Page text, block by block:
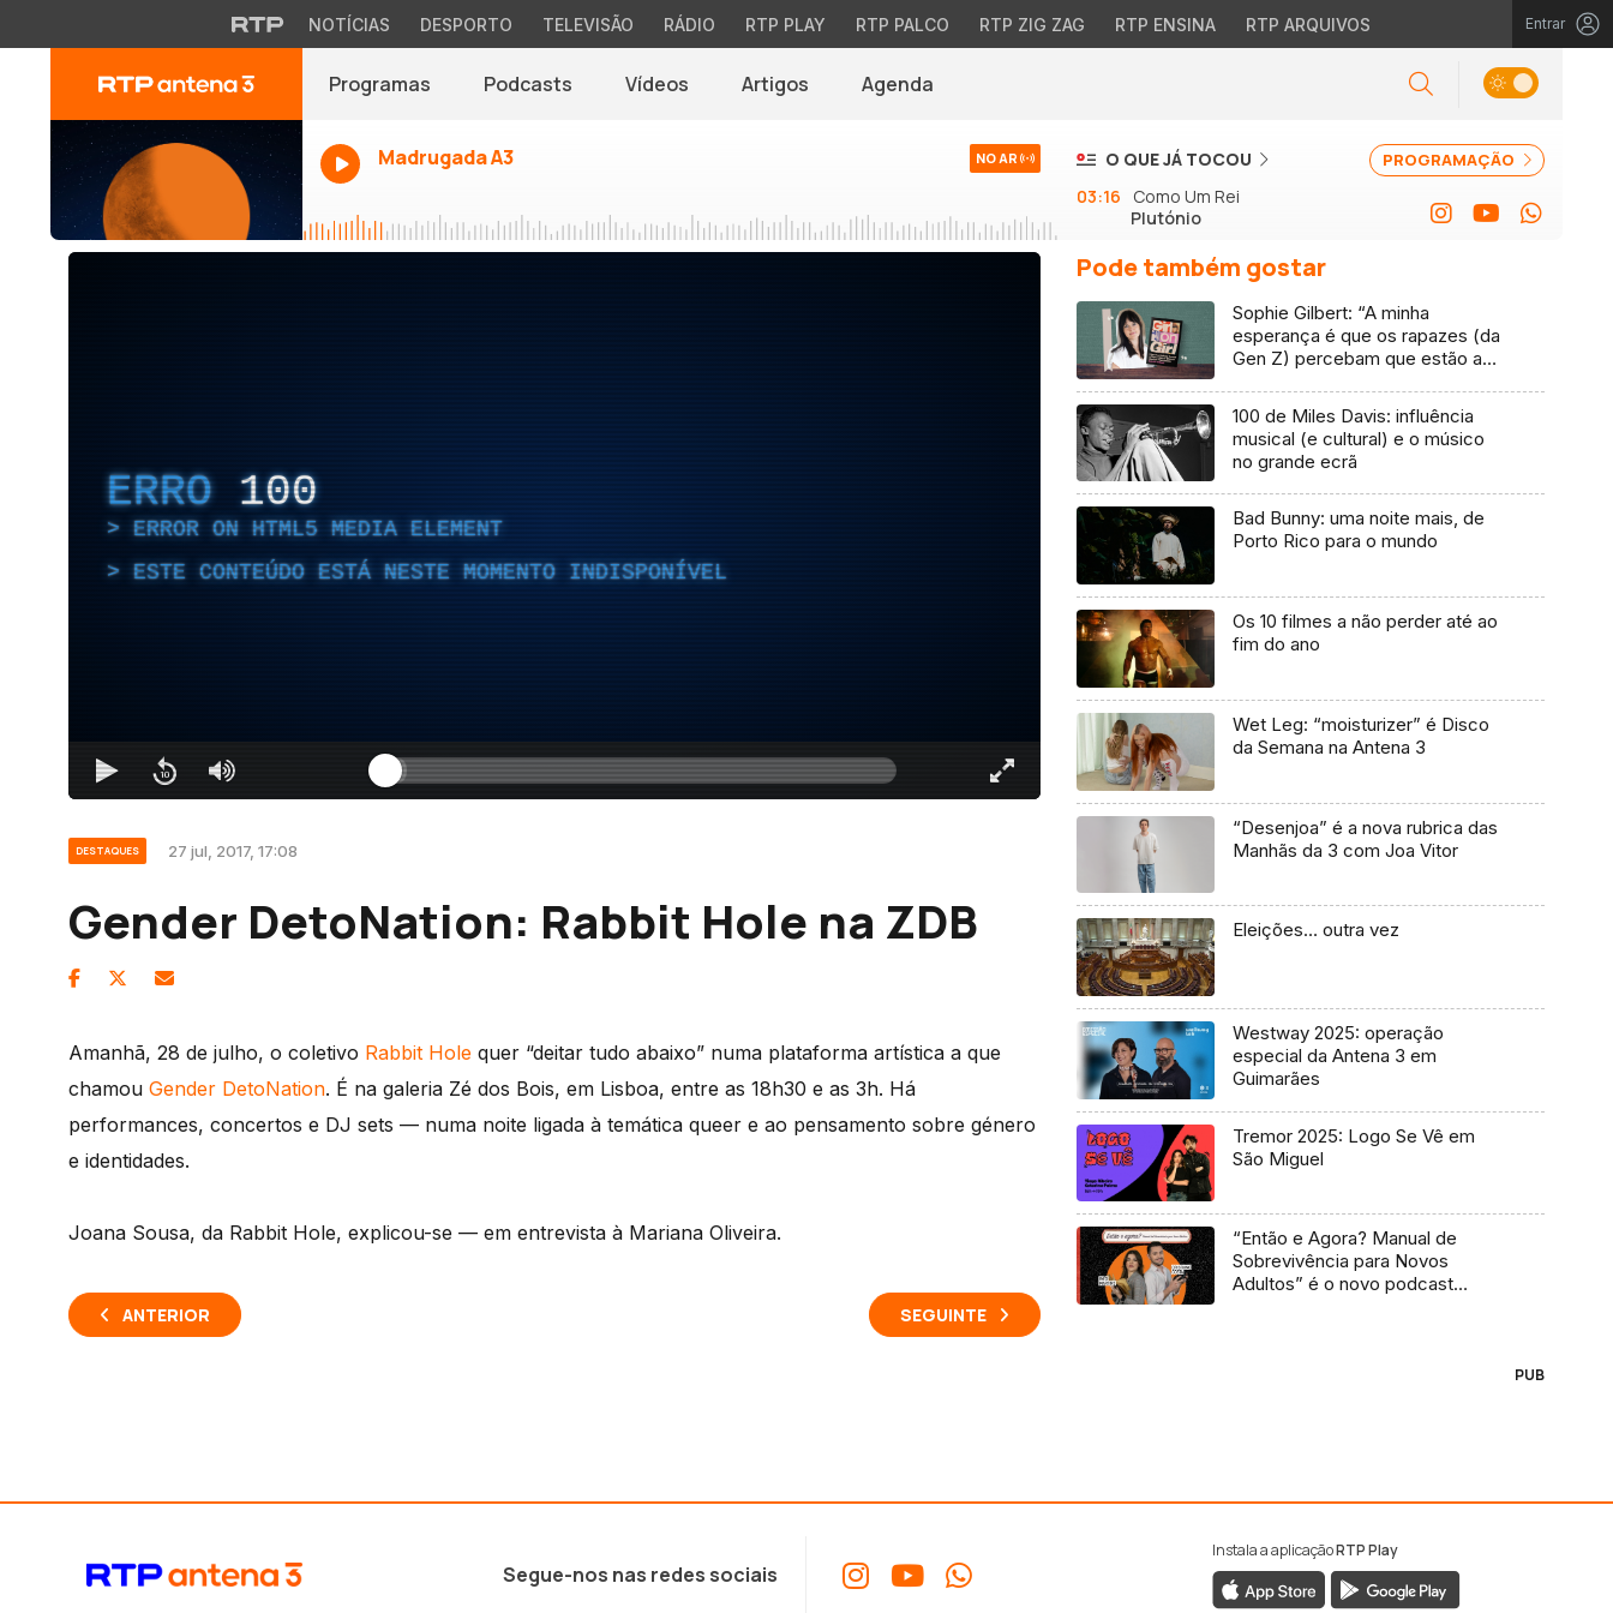
NOTÍCIAS DESPORTO TELEVISÃO RÁDIO RTP PLAY RTP PALCO RTP ZIG ZAG RTP ENSINA RTP ARQUIVOS Entrar
Programas Podcasts Vídeos Artigos Agenda
Madrugada A3 NO AR PROGRAMAÇÃO
O QUE JÁ TOCOU
03:16
Como Um Rei
Plutónio
ERRO 100
ERROR ON HTML5 MEDIA ELEMENT
ESTE CONTEÚDO ESTÁ NESTE MOMENTO INDISPONÍVEL
DESTAQUES 27 jul, 2017, 17:08
Gender DetoNation: Rabbit Hole na ZDB
Amanhã, 28 de julho, o coletivo Rabbit Hole quer “deitar tudo abaixo” numa plataforma artística a que
chamou Gender DetoNation. É na galeria Zé dos Bois, em Lisboa, entre as 18h30 e as 3h. Há
performances, concertos e DJ sets — numa noite ligada à temática queer e ao pensamento sobre género
e identidades.
Joana Sousa, da Rabbit Hole, explicou-se — em entrevista à Mariana Oliveira.
ANTERIOR SEGUINTE
Pode também gostar
Sophie Gilbert: “A minha
esperança é que os rapazes (da
Gen Z) percebam que estão a
100 de Miles Davis: influência
musical (e cultural) e o músico
no grande ecrã
Bad Bunny: uma noite mais, de
Porto Rico para o mundo
Os 10 filmes a não perder até ao
fim do ano
Wet Leg: “moisturizer” é Disco
da Semana na Antena 3
“Desenjoa” é a nova rubrica das
Manhãs da 3 com Joa Vitor
Eleições… outra vez
Westway 2025: operação
especial da Antena 3 em
Guimarães
Tremor 2025: Logo Se Vê em
São Miguel
“Então e Agora? Manual de
Sobrevivência para Novos
Adultos” é o novo podcast
PUB
Segue-nos nas redes sociais
Instala a aplicaçãoRTP Play